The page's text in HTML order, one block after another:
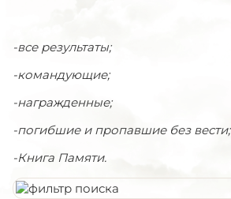
-все результаты;
-командующие;
-награжденные;
-погибшие и пропавшие без вести;
-Книга Памяти.